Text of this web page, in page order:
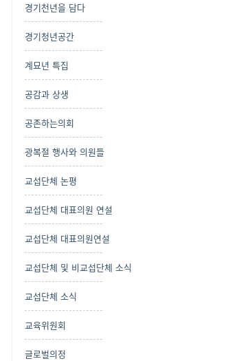
경기천년을 담다
경기청년공간
계묘년 특집
공감과 상생
공존하는의회
광복절 행사와 의원들
교섭단체 논평
교섭단체 대표의원 연설
교섭단체 대표의원연설
교섭단체 및 비교섭단체 소식
교섭단체 소식
교육위원회
글로벌의정